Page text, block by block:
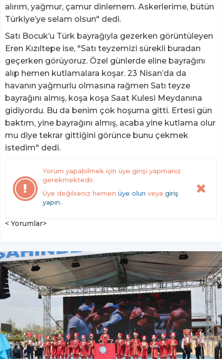
alırım, yağmur, çamur dinlemem. Askerlerime, bütün
Türkiye’ye selam olsun" dedi.
Satı Bocuk’u Türk bayrağıyla gezerken görüntüleyen
Eren Kızıltepe ise, "Satı teyzemizi sürekli buradan
geçerken görüyoruz. Özel günlerde eline bayrağını
alıp hemen kutlamalara koşar. 23 Nisan’da da
havanın yağmurlu olmasına rağmen Satı teyze
bayrağını almış, koşa koşa Saat Kulesi Meydanına
gidiyordu. Bu da benim çok hoşuma gitti. Ertesi gün
baktım, yine bayrağını almış, acaba yine kutlama olur
mu diye tekrar gittiğini görünce bunu çekmek
istedim" dedi.
Yorum yapabilmek için üye girişi yapmanız
gerekmektedir.
Üye değilseniz hemen üye olun veya giriş
yapın..
< Yorumlar>